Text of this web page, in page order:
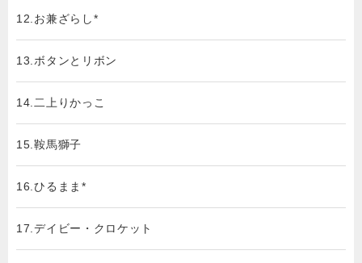
12.お兼ざらし*
13.ボタンとリボン
14.二上りかっこ
15.鞍馬獅子
16.ひるまま*
17.デイビー・クロケット